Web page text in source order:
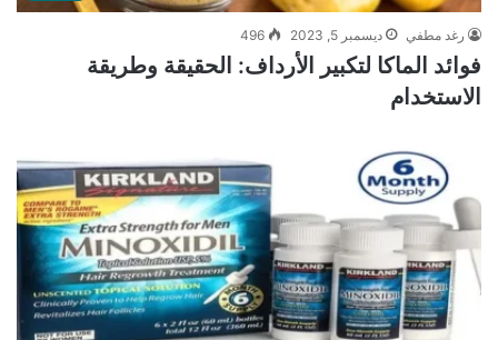
رغد مطفي ديسمبر 5, 2023 496
فوائد الماكا لتكبير الأرداف: الحقيقة وطريقة
الاستخدام